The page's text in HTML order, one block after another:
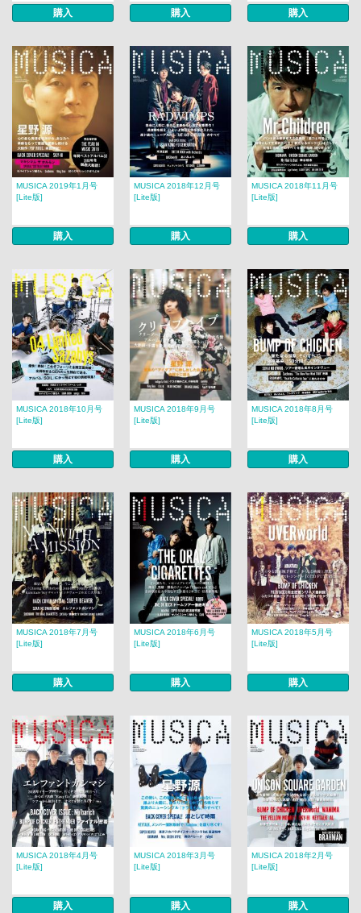
購入 購入 購入
MUSICA 2019年1月号
[Lite版]
購入
MUSICA 2018年12月号
[Lite版]
購入
MUSICA 2018年11月号
[Lite版]
購入
MUSICA 2018年10月号
[Lite版]
購入
MUSICA 2018年9月号
[Lite版]
購入
MUSICA 2018年8月号
[Lite版]
購入
MUSICA 2018年7月号
[Lite版]
購入
MUSICA 2018年6月号
[Lite版]
購入
MUSICA 2018年5月号
[Lite版]
購入
MUSICA 2018年4月号
[Lite版]
購入
MUSICA 2018年3月号
[Lite版]
購入
MUSICA 2018年2月号​​
[Lite版]
購入